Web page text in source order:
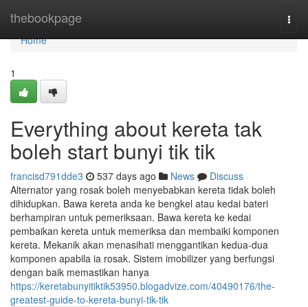
thebookpage
Home
Home
1
Everything about kereta tak
boleh start bunyi tik tik
francisd791dde3 537 days ago News
Discuss
Alternator yang rosak boleh menyebabkan kereta tidak boleh
dihidupkan. Bawa kereta anda ke bengkel atau kedai bateri
berhampiran untuk pemeriksaan. Bawa kereta ke kedai
pembaikan kereta untuk memeriksa dan membaiki komponen
kereta. Mekanik akan menasihati menggantikan kedua-dua
komponen apabila ia rosak. Sistem imobilizer yang berfungsi
dengan baik memastikan hanya
https://keretabunyitiktik53950.blogadvize.com/40490176/the-
greatest-guide-to-kereta-bunyi-tik-tik